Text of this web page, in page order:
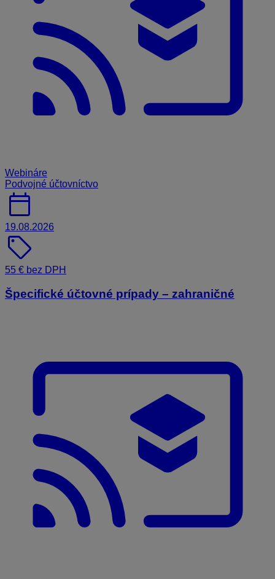
Webináre
Podvojné účtovníctvo
calendar_today
19.08.2026
sell
55 € bez DPH
Špecifické účtovné prípady – zahraničné